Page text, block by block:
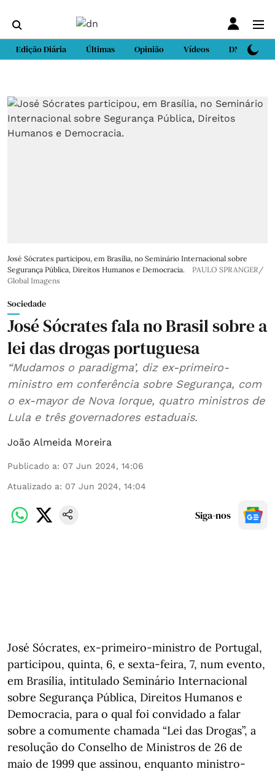
Edição Diária Últimas Opinião Vídeos DN Sport
José Sócrates participou, em Brasília, no Seminário Internacional sobre
Segurança Pública, Direitos Humanos e Democracia.
PAULO SPRANGER/
Global Imagens
Sociedade
José Sócrates fala no Brasil sobre a
lei das drogas portuguesa
“Mudamos o paradigma’, diz ex-primeiro-
ministro em conferência sobre Segurança, com
o ex-mayor de Nova Iorque, quatro ministros de
Lula e três governadores estaduais.
João Almeida Moreira
Publicado a: 07 Jun 2024, 14:06
Atualizado a: 07 Jun 2024, 14:04
Siga-nos
José Sócrates, ex-primeiro-ministro de Portugal,
participou, quinta, 6, e sexta-feira, 7, num evento,
em Brasília, intitulado Seminário Internacional
sobre Segurança Pública, Direitos Humanos e
Democracia, para o qual foi convidado a falar
sobre a comumente chamada “Lei das Drogas”, a
resolução do Conselho de Ministros de 26 de
maio de 1999 que assinou, enquanto ministro-